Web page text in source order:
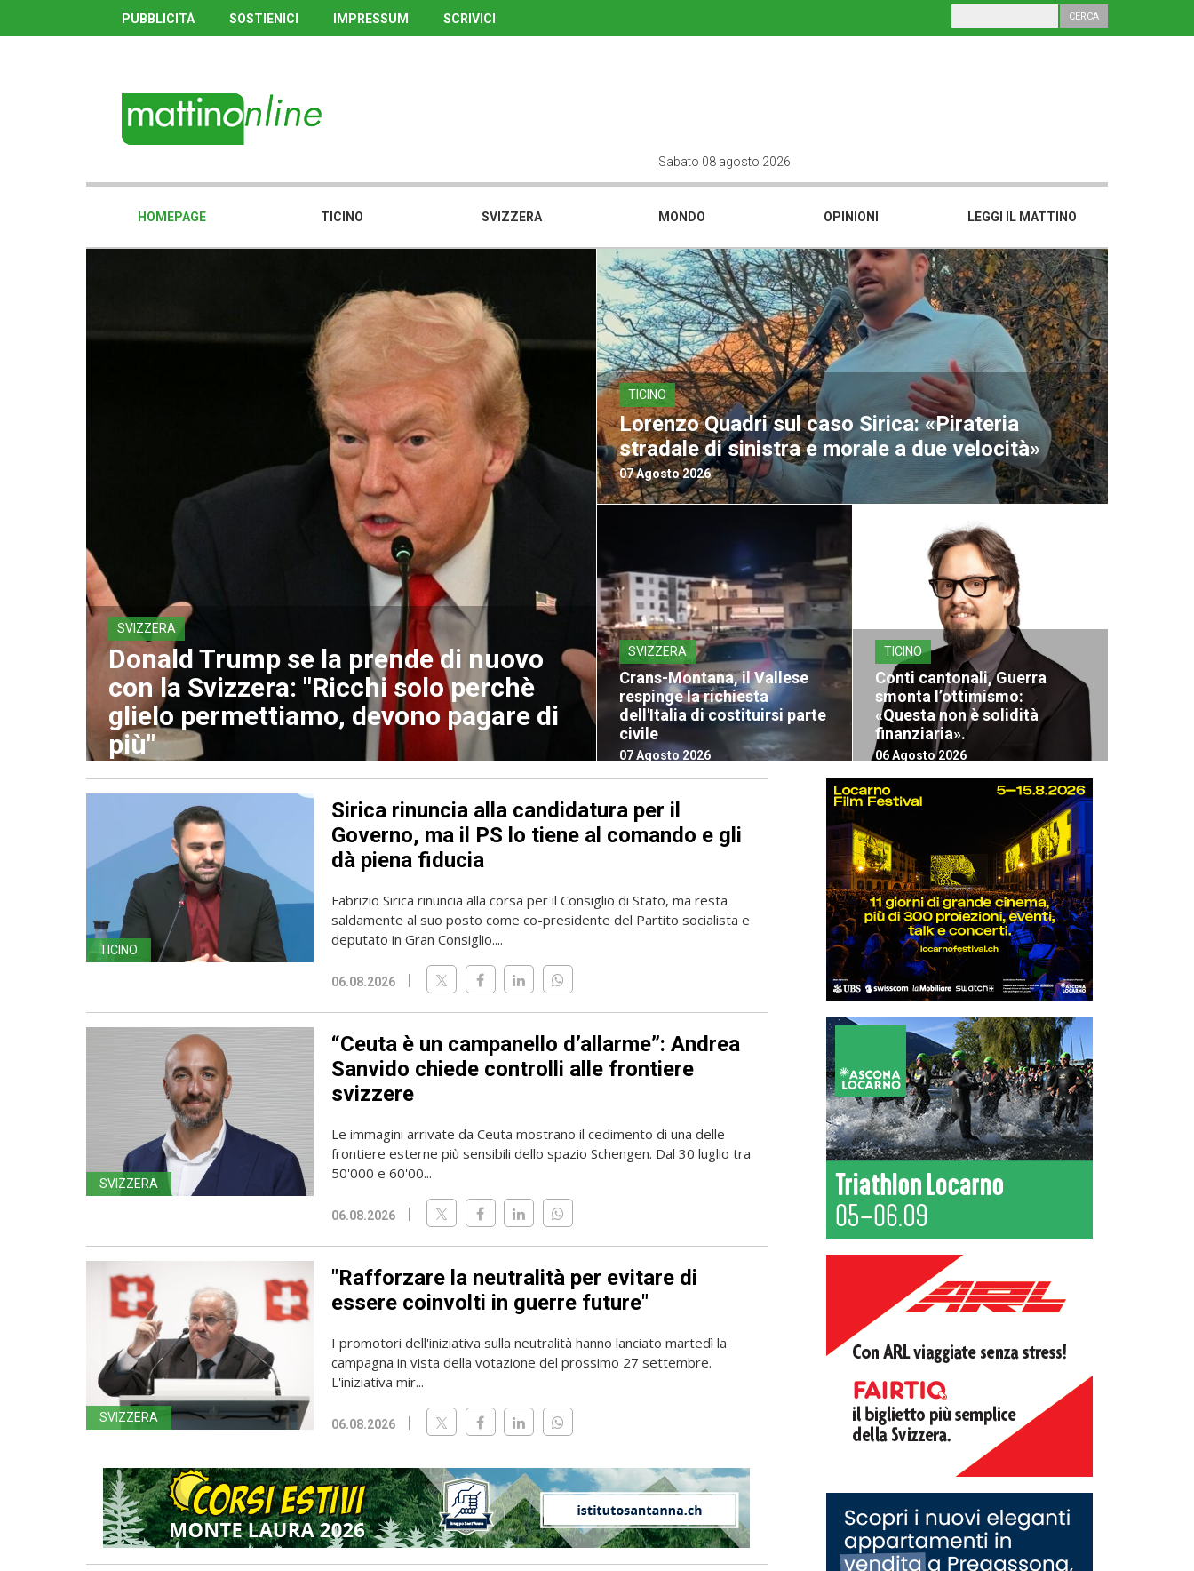
PUBBLICITÀ SOSTIENICI IMPRESSUM SCRIVICI
Sabato 08 agosto 2026
HOMEPAGE TICINO SVIZZERA MONDO OPINIONI LEGGI IL MATTINO
SVIZZERA
Donald Trump se la prende di nuovo
con la Svizzera: "Ricchi solo perchè
glielo permettiamo, devono pagare di
più"
TICINO
Lorenzo Quadri sul caso Sirica: «Pirateria
stradale di sinistra e morale a due velocità»
07 Agosto 2026
SVIZZERA
Crans-Montana, il Vallese
respinge la richiesta
dell'Italia di costituirsi parte
civile
07 Agosto 2026
TICINO
Conti cantonali, Guerra
smonta l’ottimismo:
«Questa non è solidità
finanziaria».
06 Agosto 2026
TICINO
Sirica rinuncia alla candidatura per il
Governo, ma il PS lo tiene al comando e gli
dà piena fiducia
Fabrizio Sirica rinuncia alla corsa per il Consiglio di Stato, ma resta
saldamente al suo posto come co-presidente del Partito socialista e
deputato in Gran Consiglio....
06.08.2026
SVIZZERA
“Ceuta è un campanello d’allarme”: Andrea
Sanvido chiede controlli alle frontiere
svizzere
Le immagini arrivate da Ceuta mostrano il cedimento di una delle
frontiere esterne più sensibili dello spazio Schengen. Dal 30 luglio tra
50'000 e 60'00...
06.08.2026
SVIZZERA
"Rafforzare la neutralità per evitare di
essere coinvolti in guerre future"
I promotori dell'iniziativa sulla neutralità hanno lanciato martedì la
campagna in vista della votazione del prossimo 27 settembre.
L'iniziativa mir...
06.08.2026